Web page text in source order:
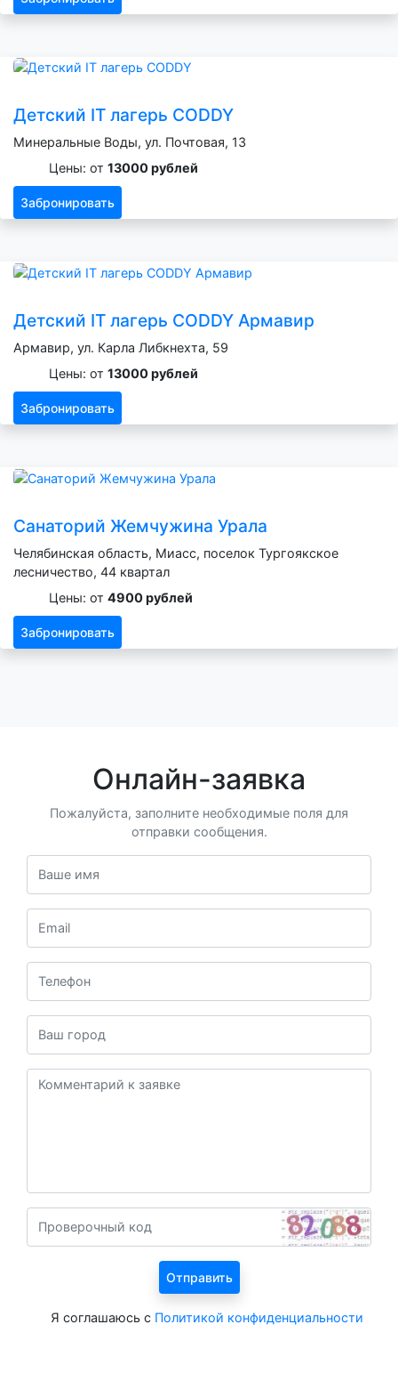
Детский IT лагерь CODDY
Минеральные Воды, ул. Почтовая, 13
Цены: от 13000 рублей
Забронировать
Детский IT лагерь CODDY Армавир
Армавир, ул. Карла Либкнехта, 59
Цены: от 13000 рублей
Забронировать
Санаторий Жемчужина Урала
Челябинская область, Миасс, поселок Тургоякское
лесничество, 44 квартал
Цены: от 4900 рублей
Забронировать
Онлайн-заявка
Пожалуйста, заполните необходимые поля для
отправки сообщения.
Я соглашаюсь с Политикой конфиденциальности